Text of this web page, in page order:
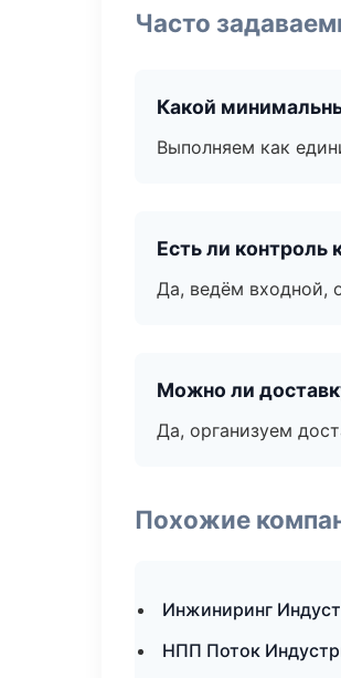
Часто
Какой
Выполняем как
Есть ли контроль
Да, ведём входной,
Можно ли
Да, организуем
Похожие
Инжиниринг
НПП Поток